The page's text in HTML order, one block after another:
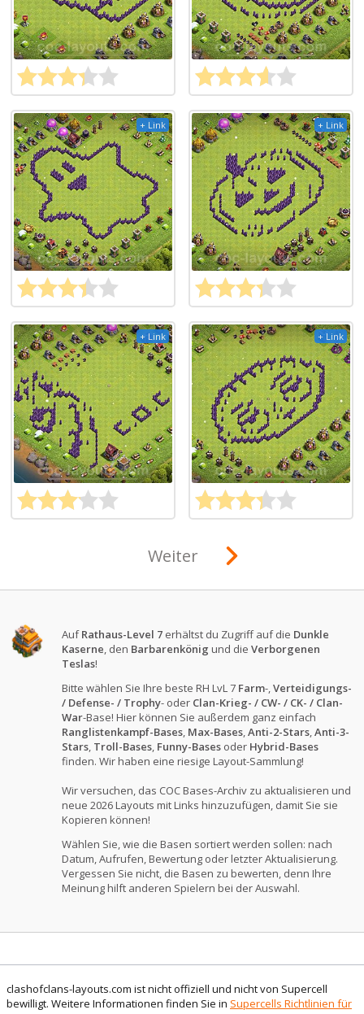
+ Link + Link
+ Link + Link
Weiter
AufRathaus-Level 7 erhältst du Zugriff auf die Dunkle
Kaserne, den Barbarenkönig und dieVerborgenen
Teslas!
Bitte wählen Sie Ihre beste RH LvL 7 Farm-,Verteidigungs-
/ Defense- / Trophy- oder Clan-Krieg- / CW- / CK- / Clan-
War-Base! Hier können Sie außerdem ganz einfach
Ranglistenkampf-Bases, Max-Bases,Anti-2-Stars,Anti-3-
Stars, Troll-Bases, Funny-Bases oder Hybrid-Bases
finden. Wir haben eine riesige Layout-Sammlung!
Wir versuchen, das COC Bases-Archiv zu aktualisieren und
neue 2026 Layouts mit Links hinzuzufügen, damit Sie sie
Kopieren können!
Wählen Sie, wie die Basen sortiert werden sollen: nach
Datum, Aufrufen, Bewertung oder letzter Aktualisierung.
Vergessen Sie nicht, die Basen zu bewerten, denn Ihre
Meinung hilft anderen Spielern bei der Auswahl.
clashofclans-layouts.com ist nicht offiziell und nicht von Supercell
bewilligt. Weitere Informationen finden Sie in Supercells Richtlinien für